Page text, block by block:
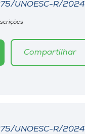
UNOESC-R/2024
Compartilhar
UNOESC-R/2024